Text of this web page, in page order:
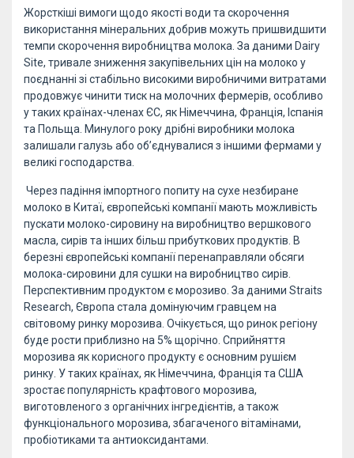
Жорсткіші вимоги щодо якості води та скорочення
використання мінеральних добрив можуть пришвидшити
темпи скорочення виробництва молока. За даними Dairy
Site, тривале зниження закупівельних цін на молоко у
поєднанні зі стабільно високими виробничими витратами
продовжує чинити тиск на молочних фермерів, особливо
у таких країнах-членах ЄС, як Німеччина, Франція, Іспанія
та Польща. Минулого року дрібні виробники молока
залишали галузь або об’єднувалися з іншими фермами у
великі господарства.
Через падіння імпортного попиту на сухе незбиране
молоко в Китаї, європейські компанії мають можливість
пускати молоко-сировину на виробництво вершкового
масла, сирів та інших більш прибуткових продуктів. В
березні європейські компанії перенаправляли обсяги
молока-сировини для сушки на виробництво сирів.
Перспективним продуктом є морозиво. За даними Straits
Research, Європа стала домінуючим гравцем на
світовому ринку морозива. Очікується, що ринок регіону
буде рости приблизно на 5% щорічно. Сприйняття
морозива як корисного продукту є основним рушієм
ринку. У таких країнах, як Німеччина, Франція та США
зростає популярність крафтового морозива,
виготовленого з органічних інгредієнтів, а також
функціонального морозива, збагаченого вітамінами,
пробіотиками та антиоксидантами.